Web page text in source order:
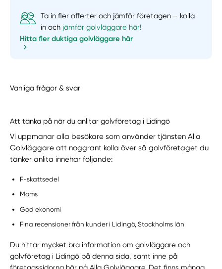
Ta in fler offerter och jämför företagen – kolla
in och jämför golvläggare här!
Hitta fler duktiga golvläggare här
Vanliga frågor & svar
Att tänka på när du anlitar golvföretag i Lidingö
Vi uppmanar alla besökare som använder tjänsten Alla
Golvläggare att noggrant kolla över så golvföretaget du
tänker anlita innehar följande:
F-skattsedel
Moms
God ekonomi
Fina recensioner från kunder i Lidingö, Stockholms län
Du hittar mycket bra information om golvläggare och
golvföretag i Lidingö på denna sida, samt inne på